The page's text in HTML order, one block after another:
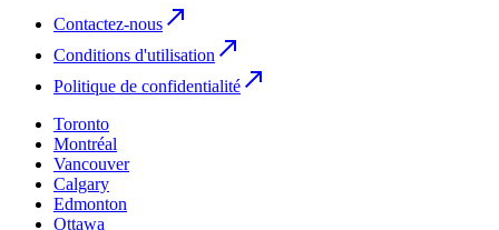
Contactez-nous
Conditions d'utilisation
Politique de confidentialité
Toronto
Montréal
Vancouver
Calgary
Edmonton
Ottawa